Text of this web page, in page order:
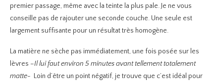
premier passage, même avec la teinte la plus pale. Je ne vous
conseille pas de rajouter une seconde couche. Une seule est
largement suffisante pour un résultat très homogène.
La matière ne sèche pas immédiatement, une fois posée sur les
lèvres –Il lui faut environ 5 minutes avant tellement totalement
matte- Loin d’être un point négatif, je trouve que c’est idéal pour